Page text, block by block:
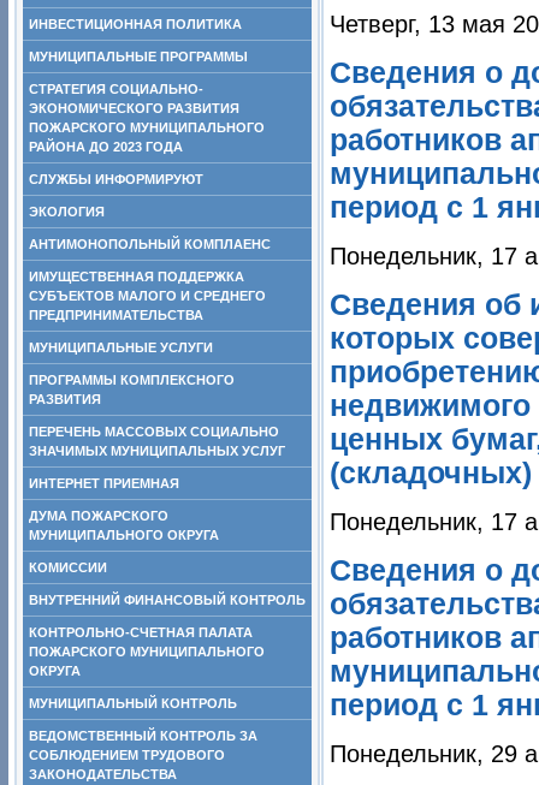
ИНВЕСТИЦИОННАЯ ПОЛИТИКА
МУНИЦИПАЛЬНЫЕ ПРОГРАММЫ
СТРАТЕГИЯ СОЦИАЛЬНО-
ЭКОНОМИЧЕСКОГО РАЗВИТИЯ
ПОЖАРСКОГО МУНИЦИПАЛЬНОГО
РАЙОНА ДО 2023 ГОДА
СЛУЖБЫ ИНФОРМИРУЮТ
ЭКОЛОГИЯ
АНТИМОНОПОЛЬНЫЙ КОМПЛАЕНС
ИМУЩЕСТВЕННАЯ ПОДДЕРЖКА
СУБЪЕКТОВ МАЛОГО И СРЕДНЕГО
ПРЕДПРИНИМАТЕЛЬСТВА
МУНИЦИПАЛЬНЫЕ УСЛУГИ
ПРОГРАММЫ КОМПЛЕКСНОГО
РАЗВИТИЯ
ПЕРЕЧЕНЬ МАССОВЫХ СОЦИАЛЬНО
ЗНАЧИМЫХ МУНИЦИПАЛЬНЫХ УСЛУГ
ИНТЕРНЕТ ПРИЕМНАЯ
ДУМА ПОЖАРСКОГО
МУНИЦИПАЛЬНОГО ОКРУГА
КОМИССИИ
ВНУТРЕННИЙ ФИНАНСОВЫЙ КОНТРОЛЬ
КОНТРОЛЬНО-СЧЕТНАЯ ПАЛАТА
ПОЖАРСКОГО МУНИЦИПАЛЬНОГО
ОКРУГА
МУНИЦИПАЛЬНЫЙ КОНТРОЛЬ
ВЕДОМСТВЕННЫЙ КОНТРОЛЬ ЗА
СОБЛЮДЕНИЕМ ТРУДОВОГО
ЗАКОНОДАТЕЛЬСТВА
Четверг, 13 мая
Сведения о
работников
период с 1
Понедельник, 17
Сведения об
которых
недвижимого
ценных
(складочных)
Понедельник, 17
Сведения о
работников
период с 1
Понедельник, 29